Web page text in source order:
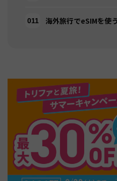
海外旅行でeSIMを使